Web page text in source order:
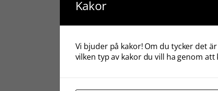
Kakor
Vi bjuder på kakor! Om du tycker det
vilken typ av kakor du vill ha genom